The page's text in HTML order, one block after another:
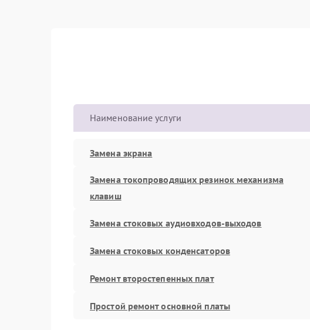
Наименование услуги
Замена экрана
Замена токопроводящих резинок механизма
клавиш
Замена стоковых аудиовходов-выходов
Замена стоковых конденсаторов
Ремонт второстепенных плат
Простой ремонт основной платы